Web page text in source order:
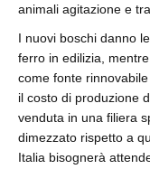
animali agitazione e
I nuovi boschi danno
ferro in edilizia,
come fonte
il costo di produzione
venduta in una filiera
dimezzato rispetto a
Italia bisognerà